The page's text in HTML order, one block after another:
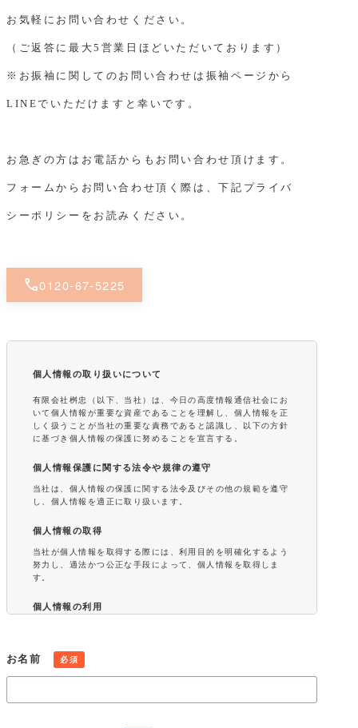
お気軽にお問い合わせください。
（ご返答に最大5営業日ほどいただいております）
※お振袖に関してのお問い合わせは振袖ページから
LINEでいただけますと幸いです。
お急ぎの方はお電話からもお問い合わせ頂けます。
フォームからお問い合わせ頂く際は、下記プライバ
シーポリシーをお読みください。
call0120-67-5225
個人情報の取り扱いについて
有限会社桝忠（以下、当社）は、今日の高度情報通信社会にお
いて個人情報が重要な資産であることを理解し、個人情報を正
しく扱うことが当社の重要な責務であると認識し、以下の方針
に基づき個人情報の保護に努めることを宣言する。
個人情報保護に関する法令や規律の遵守
当社は、個人情報の保護に関する法令及びその他の規範を遵守
し、個人情報を適正に取り扱います。
個人情報の取得
当社が個人情報を取得する際には、利用目的を明確化するよう
努力し、適法かつ公正な手段によって、個人情報を取得しま
す。
個人情報の利用
な限りにおいて利用します。また、個人情報を第三者との間で
共同利用し、または、個人情報の取扱いを第三者に委託する場
合には、共同利用の相手方および第三者について個人情報の適
お名前 必須